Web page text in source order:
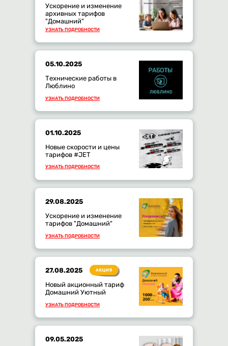
Ускорение и изменение
архивных тарифов
"Домашний"
УЗНАТЬ ПОДРОБНОСТИ
05.10.2025
Технические работы в
Люблино
УЗНАТЬ ПОДРОБНОСТИ
01.10.2025
Новые скорости и цены
тарифов #JET
УЗНАТЬ ПОДРОБНОСТИ
29.08.2025
Ускорение и изменение
тарифов "Домашний"
УЗНАТЬ ПОДРОБНОСТИ
27.08.2025
Новый акционный тариф
Домашний Уютный
УЗНАТЬ ПОДРОБНОСТИ
09.05.2025